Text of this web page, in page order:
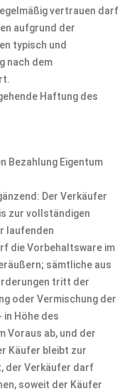
vertrauen darf
aufgrund der
typisch und
nach dem
Haftung des
Bezahlung Eigentum
Der Verkäufer
zur vollständigen
laufenden
die Vorbehaltsware im
sämtliche aus
tritt der
oder Vermischung der
in Höhe des
Voraus ab, und der
Käufer bleibt zur
der Verkäufer darf
soweit der Käufer